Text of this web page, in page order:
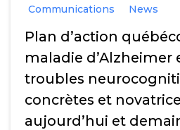
Communications News
Plan d’action
maladie d’Alzheimer
troubles
concrètes et
aujourd’hui et